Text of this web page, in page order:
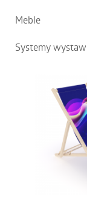
Meble
Systemy